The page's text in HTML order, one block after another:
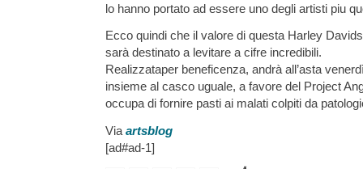
lo hanno portato ad essere uno degli artisti piu
Ecco quindi che il valore di questa Harley
sarà destinato a levitare a cifre incredibili.
Realizzataper beneficenza, andrà all’asta
insieme al casco uguale, a favore del Project
occupa di fornire pasti ai malati colpiti da
Via artsblog
[ad#ad-1]